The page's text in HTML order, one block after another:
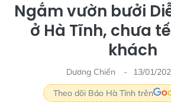
Ngắm vườn bưởi
ở Hà Tĩnh, chưa
khách
Dương Chiến
13/01/
Theo dõi Báo Hà Tĩnh trên